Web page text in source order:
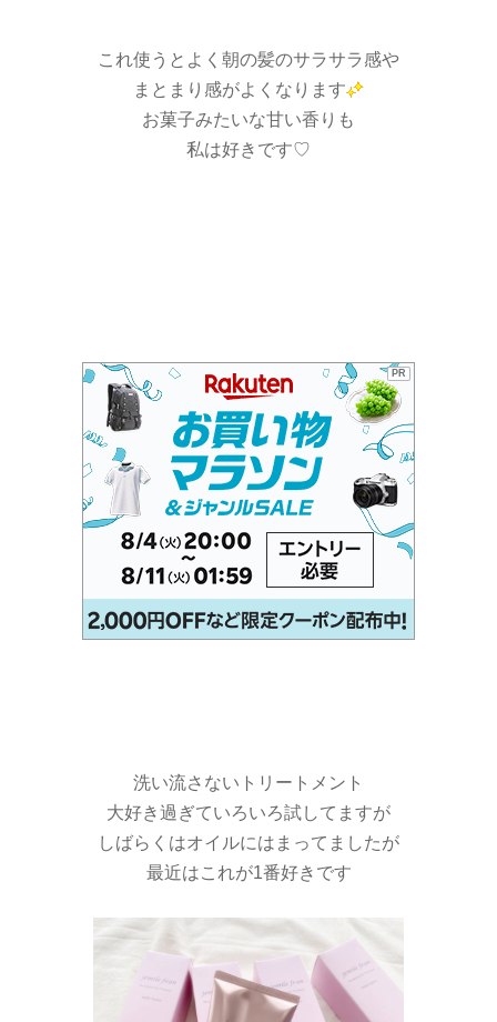
これ使うとよく朝の髪のサラサラ感や
まとまり感がよくなります
お菓子みたいな甘い香りも
私は好きです♡
PR
洗い流さないトリートメント
大好き過ぎていろいろ試してますが
しばらくはオイルにはまってましたが
最近はこれが1番好きです